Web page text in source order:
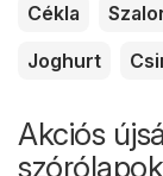
Cékla
Joghurt
Akciós